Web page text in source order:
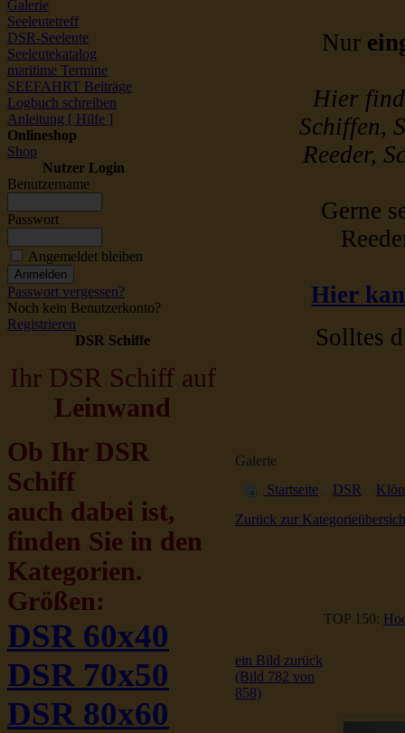
Galerie
Seeleutetreff
DSR-Seeleute
Seeleutekatalog
maritime Termine
SEEFAHRT Beiträge
Logbuch schreiben
Anleitung [ Hilfe ]
Onlineshop
Shop
Nutzer Login
Benutzername
Passwort
Angemeldet bleiben
Passwort vergessen?
Noch kein Benutzerkonto?
Registrieren
DSR Schiffe
Ihr DSR Schiff auf
Leinwand
Ob Ihr DSR
Schiff
auch dabei ist,
finden Sie in den
Kategorien.
Größen:
DSR 60x40
DSR 70x50
DSR 80x60
Nur
Hier
Schiffen,
Reeder,
Gerne
Hier
Solltes
Galerie
Startseite » DSR »
Zurück zur
TOP 150:
ein Bild zurück
(Bild 782 von
858)